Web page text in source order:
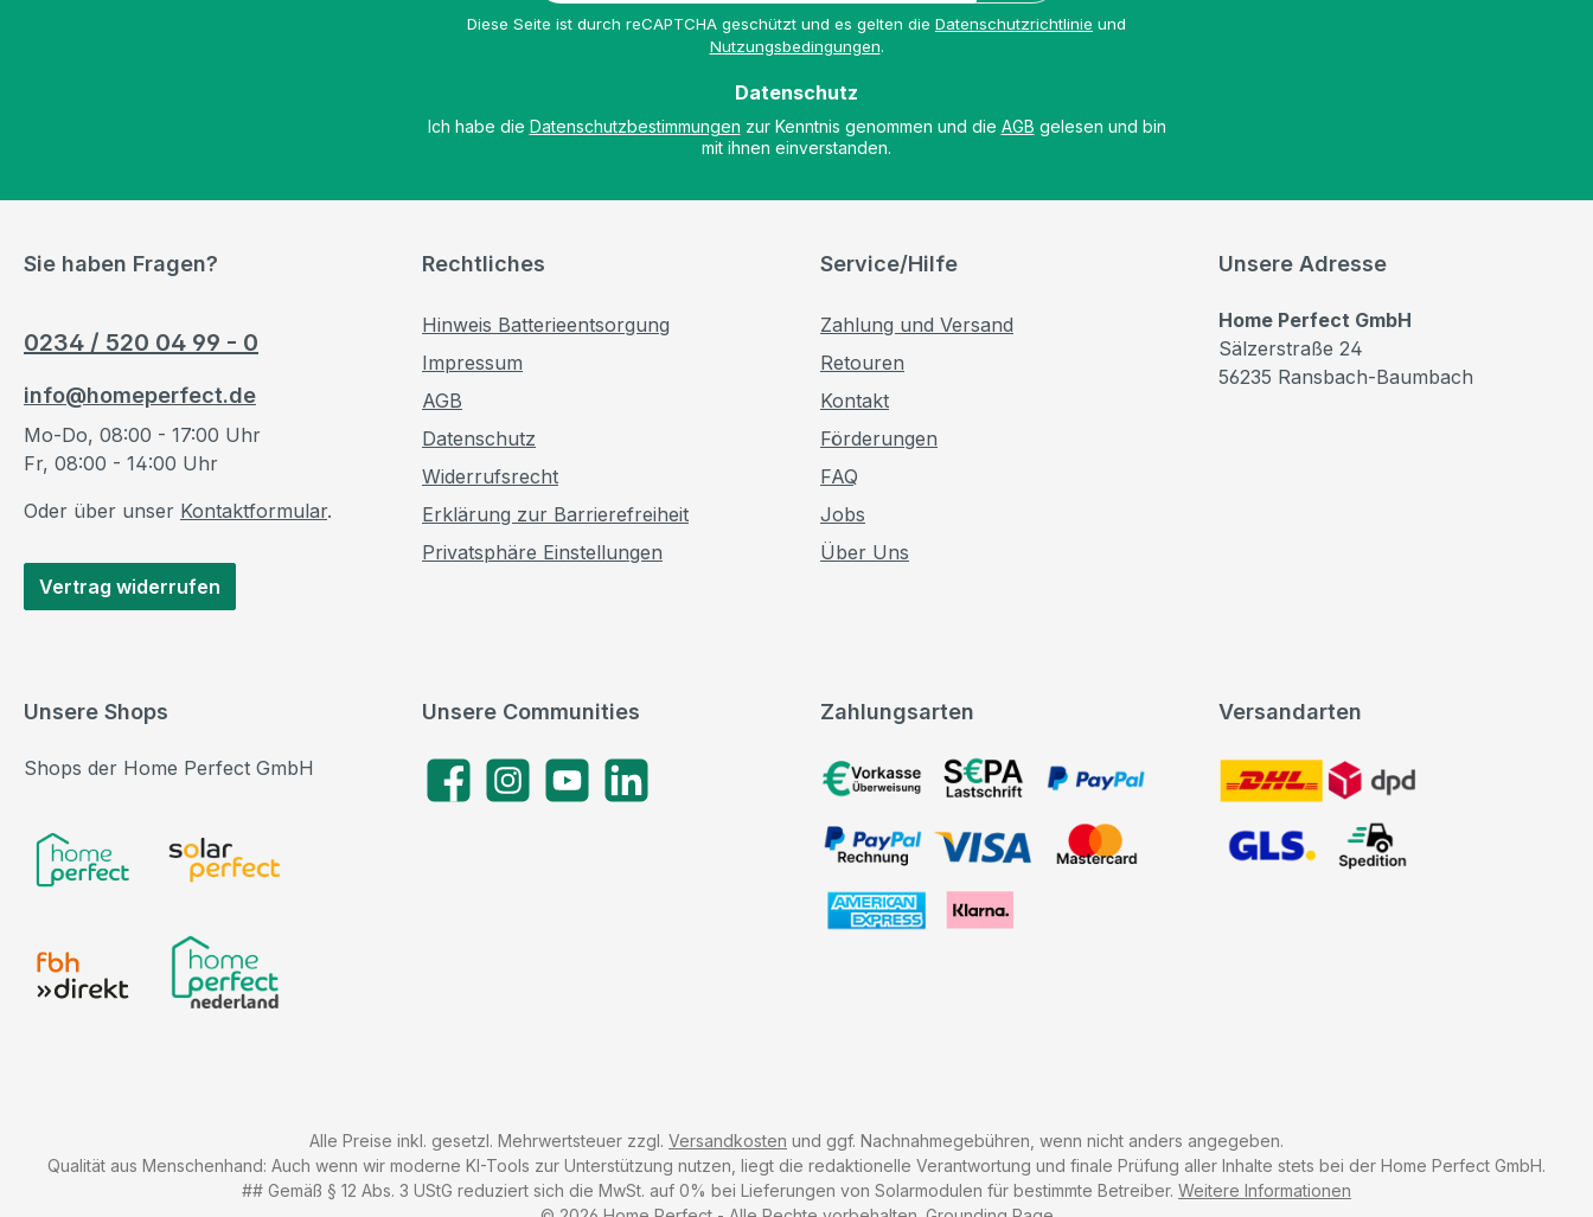
Diese Seite ist durch reCAPTCHA geschützt und es gelten die Datenschutzrichtlinie und
Nutzungsbedingungen.
Datenschutz
Ich habe die Datenschutzbestimmungen zur Kenntnis genommen und die AGB gelesen und bin
mit ihnen einverstanden.
Sie haben Fragen?
0234 / 520 04 99 - 0
info@homeperfect.de
Mo-Do, 08:00 - 17:00 Uhr
Fr, 08:00 - 14:00 Uhr
Oder über unser Kontaktformular.
Vertrag widerrufen
Rechtliches
Hinweis Batterieentsorgung
Impressum
AGB
Datenschutz
Widerrufsrecht
Erklärung zur Barrierefreiheit
Privatsphäre Einstellungen
Service/Hilfe
Zahlung und Versand
Retouren
Kontakt
Förderungen
FAQ
Jobs
Über Uns
Zahlungsarten
Vorkasse, SEPA-Lastschrift, PayPal
PayPal Rechnung, VISA, Mastercard
Versandarten
Unsere Adresse
Home Perfect GmbH
Sälzerstraße 24
56235 Ransbach-Baumbach
Unsere Communities
FacebookInstagramYouTubeLinkedIn
Unsere Shops
Shops der Home Perfect GmbH
Alle Preise inkl. gesetzl. Mehrwertsteuer zzgl. Versandkosten und ggf. Nachnahmegebühren, wenn nicht anders angegeben.
Qualität aus Menschenhand: Auch wenn wir moderne KI-Tools zur Unterstützung nutzen, liegt die redaktionelle Verantwortung und finale Prüfung aller Inhalte stets bei der Home Perfect GmbH.
## Gemäß § 12 Abs. 3 UStG reduziert sich die MwSt. auf 0% bei Lieferungen von Solarmodulen für bestimmte Betreiber. Weitere Informationen